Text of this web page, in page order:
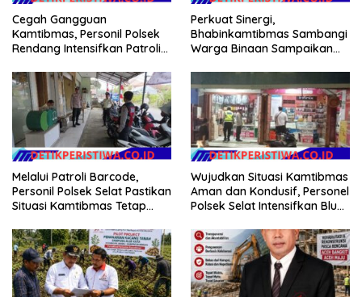
Cegah Gangguan
Kamtibmas, Personil Polsek
Rendang Intensifkan Patroli
Perkuat Sinergi,
Bhabinkamtibmas Sambangi
Warga Binaan Sampaikan
Melalui Patroli Barcode,
Personil Polsek Selat Pastikan
Situasi Kamtibmas Tetap
Wujudkan Situasi Kamtibmas
Aman dan Kondusif, Personel
Polsek Selat Intensifkan Blue
Duda